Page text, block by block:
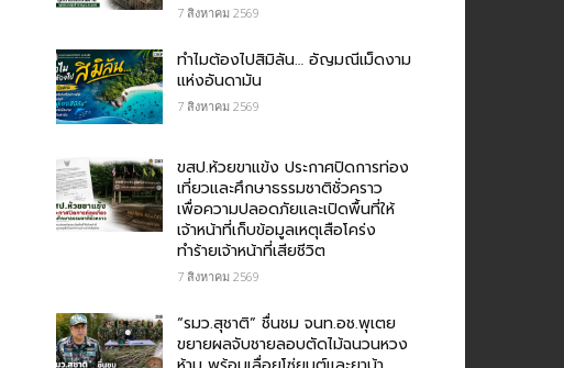
7 สิงหาคม 2569
ทำไมต้องไปสิมิลัน… อัญมณีเม็ดงาม
แห่งอันดามัน
7 สิงหาคม 2569
ขสป.ห้วยขาแข้ง ประกาศปิดการท่อง
เที่ยวและศึกษาธรรมชาติชั่วคราว
เพื่อความปลอดภัยและเปิดพื้นที่ให้
เจ้าหน้าที่เก็บข้อมูลเหตุเสือโคร่ง
ทำร้ายเจ้าหน้าที่เสียชีวิต
7 สิงหาคม 2569
“รมว.สุชาติ” ชื่นชม​ จนท.อช.พุเตย​
ขยายผลจับชายลอบตัดไม้ฉนวนหวง